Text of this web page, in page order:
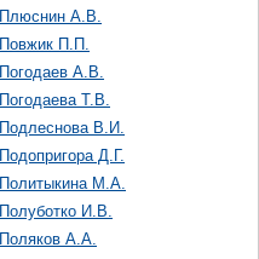
Плюснин А.В.
Повжик П.П.
Погодаев А.В.
Погодаева Т.В.
Подлеснова В.И.
Подопригора Д.Г.
Политыкина М.А.
Полуботко И.В.
Поляков А.А.